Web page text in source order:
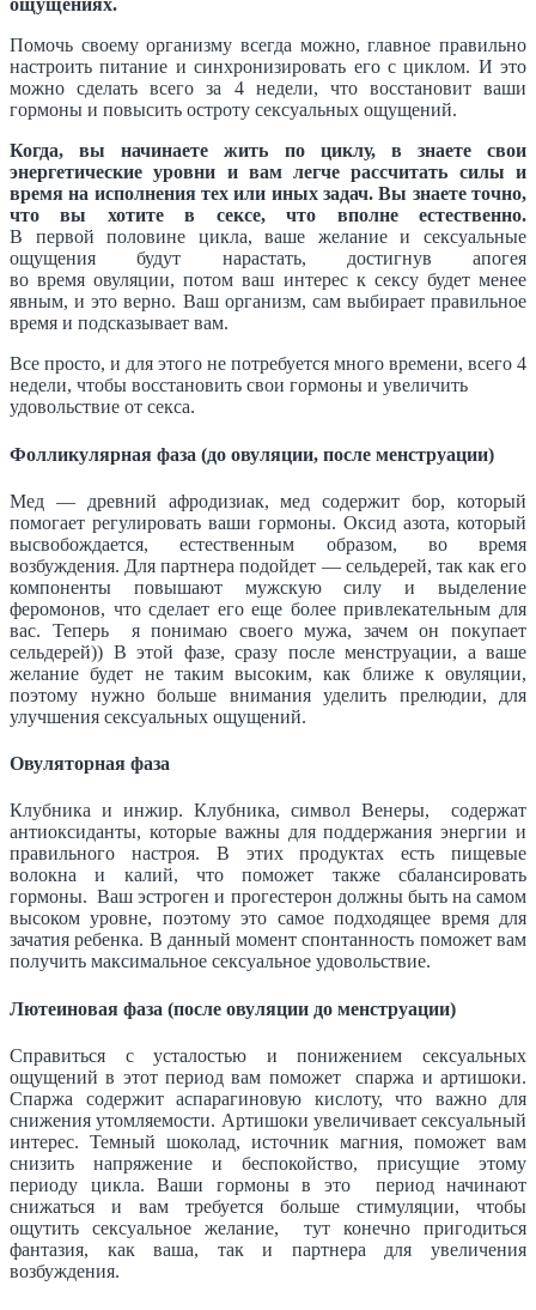
ощущениях.
Помочь своему организму всегда можно, главное правильно
настроить питание и синхронизировать его с циклом. И это
можно сделать всего за 4 недели, что восстановит ваши
гормоны и повысить остроту сексуальных ощущений.
Когда, вы начинаете жить по циклу, в знаете свои
энергетические уровни и вам легче рассчитать силы и
время на исполнения тех или иных задач. Вы знаете точно,
что вы хотите в сексе, что вполне естественно.
В первой половине цикла, ваше желание и сексуальные
ощущения будут нарастать, достигнув апогея
во время овуляции, потом ваш интерес к сексу будет менее
явным, и это верно. Ваш организм, сам выбирает правильное
время и подсказывает вам.
Все просто, и для этого не потребуется много времени, всего 4
недели, чтобы восстановить свои гормоны и увеличить
удовольствие от секса.
Фолликулярная фаза (до овуляции, после менструации)
Мед — древний афродизиак, мед содержит бор, который
помогает регулировать ваши гормоны. Оксид азота, который
высвобождается, естественным образом, во время
возбуждения. Для партнера подойдет — сельдерей, так как его
компоненты повышают мужскую силу и выделение
феромонов, что сделает его еще более привлекательным для
вас. Теперь я понимаю своего мужа, зачем он покупает
сельдерей)) В этой фазе, сразу после менструации, а ваше
желание будет не таким высоким, как ближе к овуляции,
поэтому нужно больше внимания уделить прелюдии, для
улучшения сексуальных ощущений.
Овуляторная фаза
Клубника и инжир. Клубника, символ Венеры, содержат
антиоксиданты, которые важны для поддержания энергии и
правильного настроя. В этих продуктах есть пищевые
волокна и калий, что поможет также сбалансировать
гормоны. Ваш эстроген и прогестерон должны быть на самом
высоком уровне, поэтому это самое подходящее время для
зачатия ребенка. В данный момент спонтанность поможет вам
получить максимальное сексуальное удовольствие.
Лютеиновая фаза (после овуляции до менструации)
Справиться с усталостью и понижением сексуальных
ощущений в этот период вам поможет спаржа и артишоки.
Спаржа содержит аспарагиновую кислоту, что важно для
снижения утомляемости. Артишоки увеличивает сексуальный
интерес. Темный шоколад, источник магния, поможет вам
снизить напряжение и беспокойство, присущие этому
периоду цикла. Ваши гормоны в это период начинают
снижаться и вам требуется больше стимуляции, чтобы
ощутить сексуальное желание, тут конечно пригодиться
фантазия, как ваша, так и партнера для увеличения
возбуждения.